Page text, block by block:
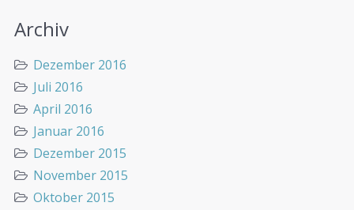
Archiv
Dezember 2016
Juli 2016
April 2016
Januar 2016
Dezember 2015
November 2015
Oktober 2015